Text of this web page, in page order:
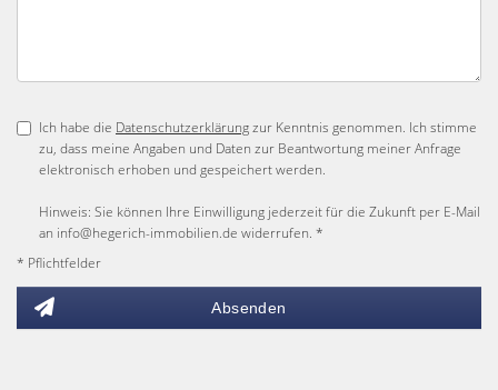
Ich habe die Datenschutzerklärungzur Kenntnis genommen. Ich stimme
zu, dass meine Angaben und Daten zur Beantwortung meiner Anfrage
elektronisch erhoben und gespeichert werden.
Hinweis: Sie können Ihre Einwilligung jederzeit für die Zukunft per E-Mail
an info@hegerich-immobilien.de widerrufen. *
* Pflichtfelder
Absenden